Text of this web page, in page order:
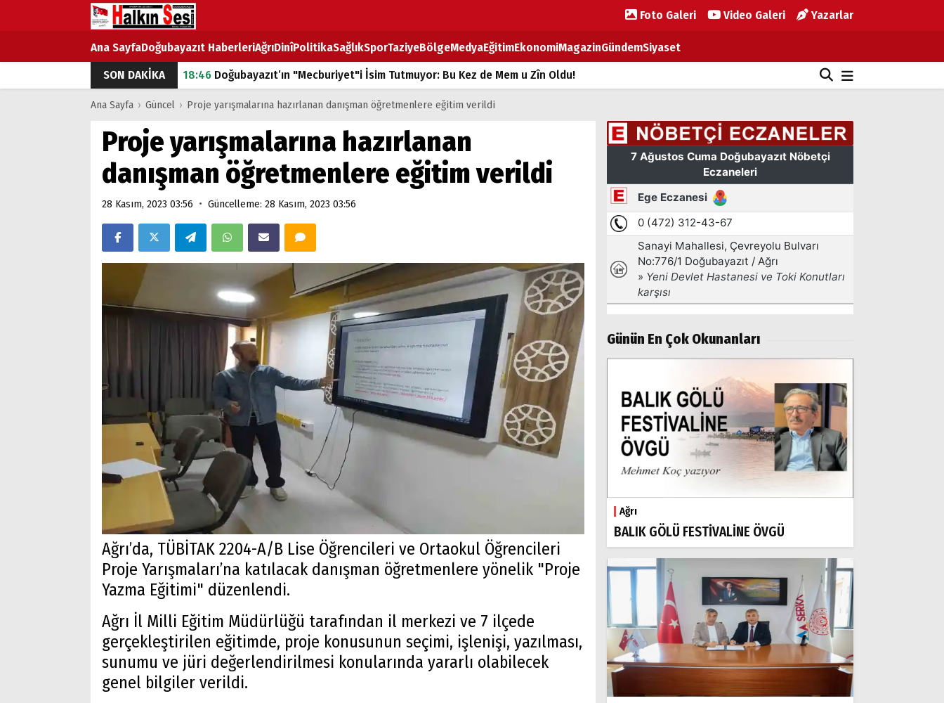
Foto Galeri Video Galeri Yazarlar
Ana SayfaDoğubayazıt HaberleriAğrıDinîPolitikaSağlıkSporTaziyeBölgeMedyaEğitimEkonomiMagazinGündemSiyaset
SON DAKİKA
18:46 Doğubayazıt’ın "Mecburiyet"i İsim Tutmuyor: Bu Kez de Mem u Zîn Oldu!
07:53Doğubayazıt’ta Ekmek Fiyatlarına Zam
Doğubayazıt'ta çocukların sırtındaki ağır yük
07:00DEVLET ve HÜKÜMET
18:29ÇARŞI CADDESİ YAZ BOZ TAHTASI
Ana Sayfa › Güncel › Proje yarışmalarına hazırlanan danışman öğretmenlere eğitim verildi
Proje yarışmalarına hazırlanan
danışman öğretmenlere eğitim verildi
28 Kasım, 2023 03:56 • Güncelleme: 28 Kasım, 2023 03:56
Ağrı’da, TÜBİTAK 2204-A/B Lise Öğrencileri ve Ortaokul Öğrencileri
Proje Yarışmaları’na katılacak danışman öğretmenlere yönelik "Proje
Yazma Eğitimi" düzenlendi.
Ağrı İl Milli Eğitim Müdürlüğü tarafından il merkezi ve 7 ilçede
gerçekleştirilen eğitimde, proje konusunun seçimi, işlenişi, yazılması,
sunumu ve jüri değerlendirilmesi konularında yararlı olabilecek
genel bilgiler verildi.
Günün En Çok Okunanları
Ağrı
BALIK GÖLÜ FESTİVALİNE ÖVGÜ